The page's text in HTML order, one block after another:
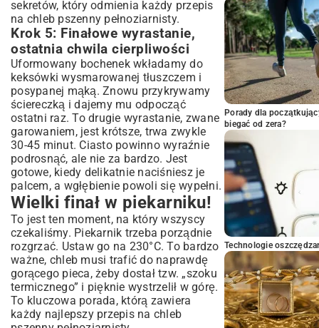
sekretów, który odmienia każdy przepis
na chleb pszenny pełnoziarnisty.
Krok 5: Finałowe wyrastanie,
ostatnia chwila cierpliwości
Uformowany bochenek wkładamy do
keksówki wysmarowanej tłuszczem i
posypanej mąką. Znowu przykrywamy
ściereczką i dajemy mu odpocząć
ostatni raz. To drugie wyrastanie, zwane
garowaniem, jest krótsze, trwa zwykle
30-45 minut. Ciasto powinno wyraźnie
podrosnąć, ale nie za bardzo. Jest
gotowe, kiedy delikatnie naciśniesz je
palcem, a wgłębienie powoli się wypełni.
Wielki finał w piekarniku!
To jest ten moment, na który wszyscy
czekaliśmy. Piekarnik trzeba porządnie
rozgrzać. Ustaw go na 230°C. To bardzo
ważne, chleb musi trafić do naprawdę
gorącego pieca, żeby dostał tzw. „szoku
termicznego” i pięknie wystrzelił w górę.
To kluczowa porada, którą zawiera
każdy najlepszy przepis na chleb
Porady dla
biegać od zera?
Technologie